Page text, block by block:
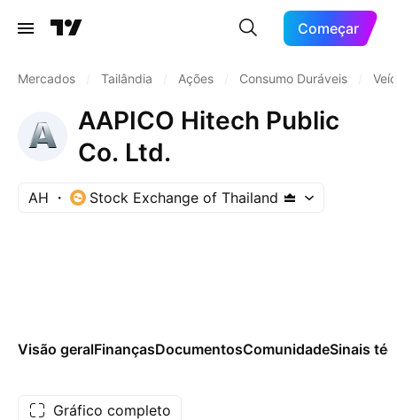
Começar
Mercados Tailândia Ações Consumo Duráveis
AAPICO Hitech Public
Co. Ltd.
AH Stock Exchange of Thailand
Visão geralFinançasDocumentosComunidadeSinais
Gráfico completo